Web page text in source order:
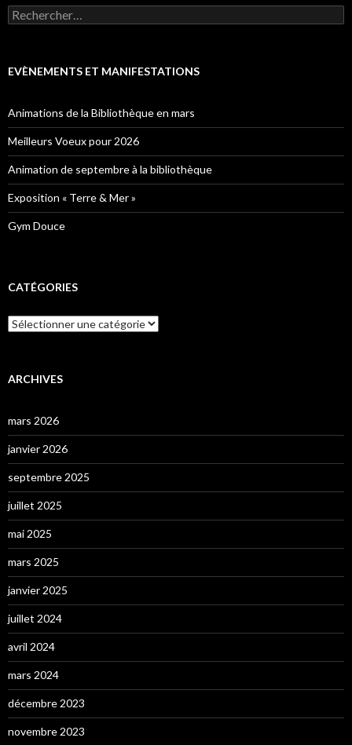
Rechercher :
EVÈNEMENTS ET MANIFESTATIONS
Animations de la Bibliothèque en mars
Meilleurs Voeux pour 2026
Animation de septembre à la bibliothèque
Exposition « Terre & Mer »
Gym Douce
CATÉGORIES
Catégories
ARCHIVES
mars 2026
janvier 2026
septembre 2025
juillet 2025
mai 2025
mars 2025
janvier 2025
juillet 2024
avril 2024
mars 2024
décembre 2023
novembre 2023